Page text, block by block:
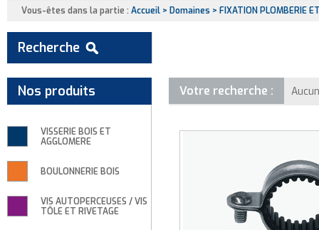
Vous-êtes dans la partie : Accueil > Domaines > FIXATION PLOMBERIE
Recherche
Nos produits
VISSERIE BOIS ET
AGGLOMERE
BOULONNERIE BOIS
VIS AUTOPERCEUSES / VIS
TÔLE ET RIVETAGE
Votre recherche :